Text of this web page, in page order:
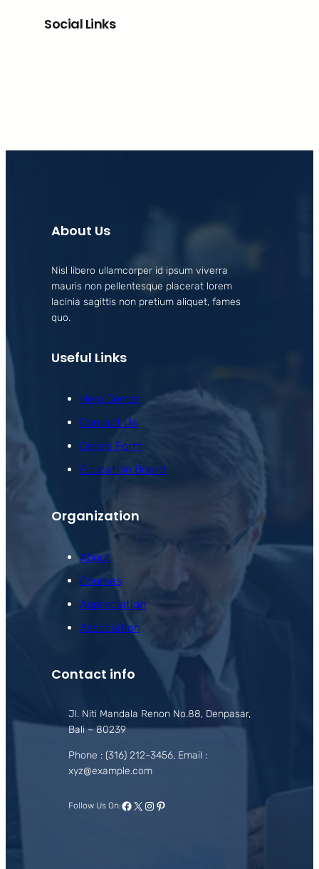
Social Links
About Us
Nisl libero ullamcorper id ipsum viverra
mauris non pellentesque placerat lorem
lacinia sagittis non pretium aliquet, fames
quo.
Useful Links
Help Center
Contact Us
Online Form
Education Board
Organization
About
Courses
Appreciation
Association
Contact info
Jl. Niti Mandala Renon No.88, Denpasar,
Bali – 80239
Phone : (316) 212-3456, Email :
xyz@example.com
Follow Us On:Facebook
X Instagram
Pinterest